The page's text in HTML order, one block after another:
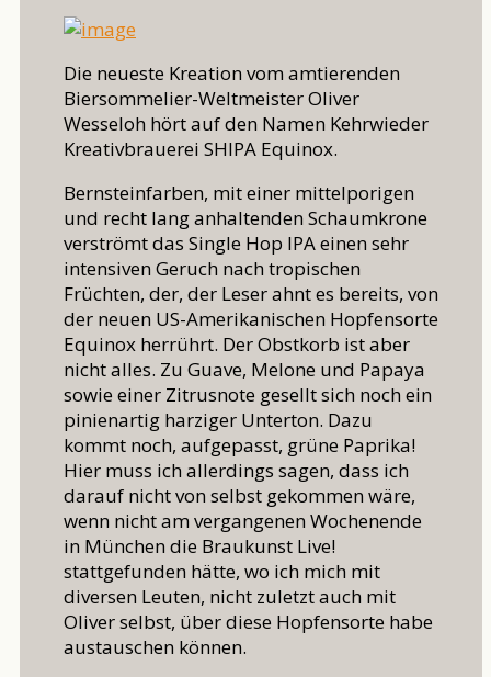
Die neueste Kreation vom amtierenden
Biersommelier-Weltmeister Oliver
Wesseloh hört auf den Namen Kehrwieder
Kreativbrauerei SHIPA Equinox.
Bernsteinfarben, mit einer mittelporigen
und recht lang anhaltenden Schaumkrone
verströmt das Single Hop IPA einen sehr
intensiven Geruch nach tropischen
Früchten, der, der Leser ahnt es bereits, von
der neuen US-Amerikanischen Hopfensorte
Equinox herrührt. Der Obstkorb ist aber
nicht alles. Zu Guave, Melone und Papaya
sowie einer Zitrusnote gesellt sich noch ein
pinienartig harziger Unterton. Dazu
kommt noch, aufgepasst, grüne Paprika!
Hier muss ich allerdings sagen, dass ich
darauf nicht von selbst gekommen wäre,
wenn nicht am vergangenen Wochenende
in München die Braukunst Live!
stattgefunden hätte, wo ich mich mit
diversen Leuten, nicht zuletzt auch mit
Oliver selbst, über diese Hopfensorte habe
austauschen können.